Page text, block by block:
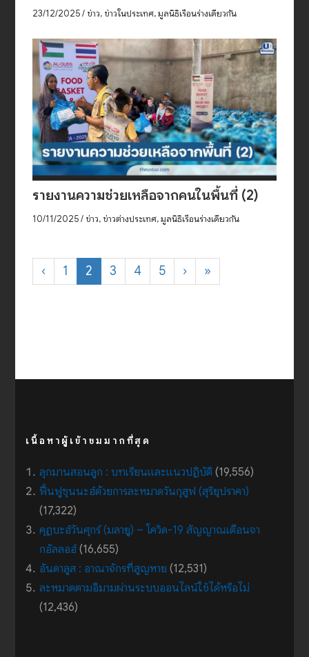
23/12/2025/ ข่าว, ข่าวในประเทศ,มูลนิธิเรือนร่างเดียวกัน
รายงานความช่วยเหลือจากคนในพื้นที่ (2)
10/11/2025/ ข่าว, ข่าวต่างประเทศ,มูลนิธิเรือนร่างเดียวกัน
‹ 1 2 3 4 5 › »
เนื้อหาผู้เข้าชมมากที่สุด
ลุกมานสอนลูก : บทเรียนและแนวปฏิบัติ (19,556)
ฟื้นฟูซุนนะฮ์ด้วยการละหมาดวันกุสูฟ (สุริยุปราคา)
(17,322)
คุฏบะฮ์วันศุกร์ (มลายู) – โควิด-19 สัญญาณเตือนจา
กอัลลอฮ์ (16,655)
อันดาลูส : อาณาจักรที่สูญหาย (12,531)
ละหมาดตามอิมามผ่านระบบออนไลน์ใช้ได้หรือไม่
(12,436)